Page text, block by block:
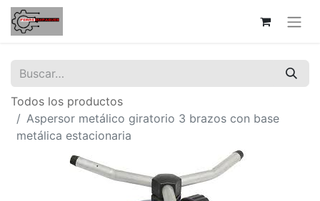
Todos los productos
Aspersor metálico giratorio 3 brazos con base
metálica estacionaria